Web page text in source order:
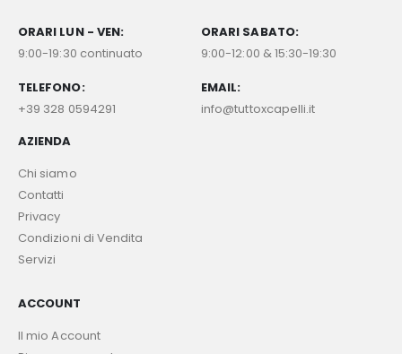
ORARI LUN - VEN:
9:00-19:30 continuato
ORARI SABATO:
9:00-12:00 & 15:30-19:30
TELEFONO:
+39 328 0594291
EMAIL:
info@tuttoxcapelli.it
AZIENDA
Chi siamo
Contatti
Privacy
Condizioni di Vendita
Servizi
ACCOUNT
Il mio Account